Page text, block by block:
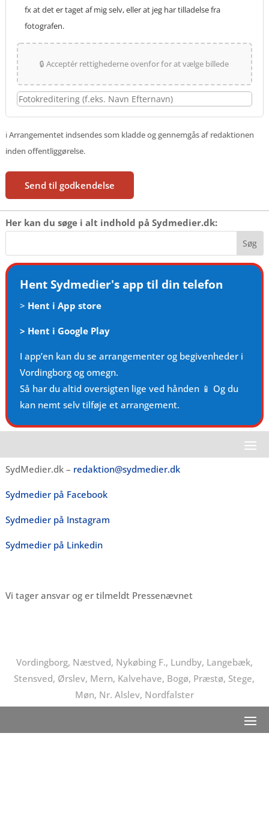
fx at det er taget af mig selv, eller at jeg har tilladelse fra
fotografen.
🔒 Acceptér rettighederne ovenfor for at vælge billede
ℹ️ Arrangementet indsendes som kladde og gennemgås af redaktionen
inden offentliggørelse.
Send til godkendelse
Her kan du søge i alt indhold på Sydmedier.dk:
Hent Sydmedier's app til din telefon
> Hent i App store
> Hent i Google Play
I app’en kan du se arrangementer og begivenheder i
Vordingborg og omegn.
Så har du altid oversigten lige ved hånden 📱 Og du
kan nemt selv tilføje et arrangement.
SydMedier.dk – redaktion@sydmedier.dk
Sydmedier på Facebook
Sydmedier på Instagram
Sydmedier på Linkedin
Vi tager ansvar og er tilmeldt Pressenævnet
Vordingborg, Næstved, Nykøbing F., Lundby, Langebæk,
Stensved, Ørslev, Mern, Kalvehave, Bogø, Præstø, Stege,
Møn, Nr. Alslev, Nordfalster